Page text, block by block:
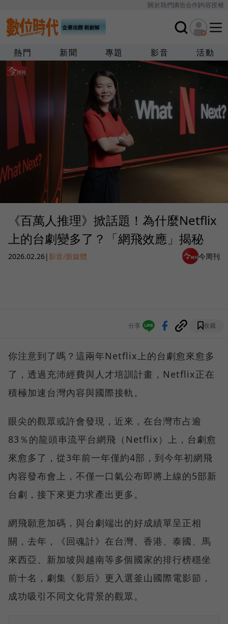
關於我們廣告合作內容授權
熱門 新聞 專題 影音 活動
《百萬人推理》掀話題！為什麼Netflix
上的台劇變多了？「網飛效應」揭秘
2026.02.26| 影音/新媒體 今周刊
分享 收藏
你注意到了嗎？這兩年Netflix上的台劇愈來愈多
了，透過充沛經費與人才培訓計畫，Netflix正在
積極加速台灣內容與國際接軌。
眼尖的觀眾或許會發現，近來，在台灣市占逾
83％的龍頭串流平台網飛（Netflix）上，台劇愈
來愈多了，從3年前一年僅約4部，到今年初網飛
內容發布會上，不僅一口氣公布即將上線的5部新
台劇，接下來更力求產出更多。
網飛願意加碼，與台劇端出的好成績單呈正相
關，去年，《回魂計》在台灣、香港、泰國、馬
來西亞、新加坡與越南等多個國家的排行榜穩坐
前十名，劇集《影后》更入選釜山國際電影節，
成功吸引不同文化背景的觀眾。